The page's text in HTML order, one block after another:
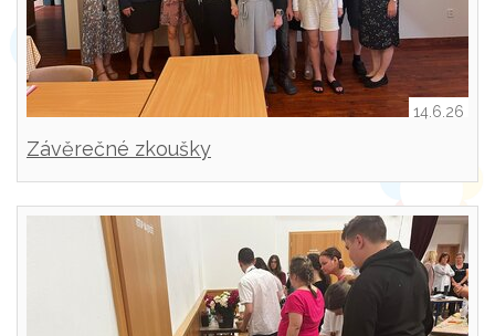
14.6.26
Závěrečné zkoušky